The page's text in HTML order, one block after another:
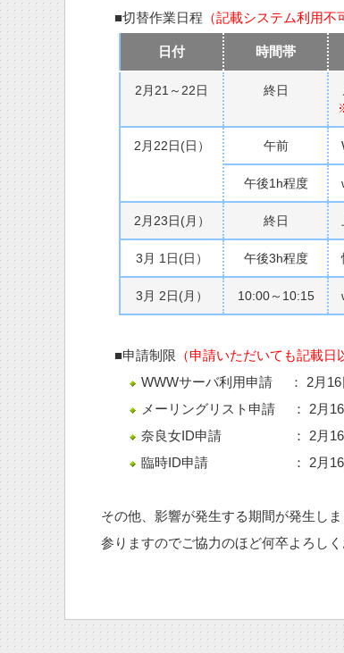
■切替作業日程 （記載システム利用不
日付 時間帯
2月21～22日 終日
2月22日(日） 午前
午後1h程度
2月23日(月） 終日
3月 1日(日） 午後3h程度
3月 2日(月） 10:00～10:15
■申請制限 （申請いただいても記載日
WWWサーバ利用申請 ： 2月16
メーリングリスト申請 ： 2月16
奈良女ID申請 ： 2月16日（
臨時ID申請 ： 2月16日（
その他、影響が発生する期間が発生し
参りますのでご協力のほど何卒よろしく